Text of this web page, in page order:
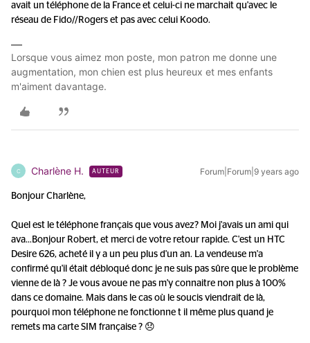
avait un téléphone de la France et celui-ci ne marchait qu'avec le
réseau de Fido//Rogers et pas avec celui Koodo.
Lorsque vous aimez mon poste, mon patron me donne une
augmentation, mon chien est plus heureux et mes enfants
m'aiment davantage.
C Charlène H. AUTEUR Forum|Forum|9 years ago
Bonjour Charlène,
Quel est le téléphone français que vous avez? Moi j'avais un ami qui
ava...Bonjour Robert, et merci de votre retour rapide. C'est un HTC
Desire 626, acheté il y a un peu plus d'un an. La vendeuse m'a
confirmé qu'il était débloqué donc je ne suis pas sûre que le problème
vienne de là ? Je vous avoue ne pas m'y connaitre non plus à 100%
dans ce domaine. Mais dans le cas où le soucis viendrait de là,
pourquoi mon téléphone ne fonctionne t il même plus quand je
remets ma carte SIM française ? 😞